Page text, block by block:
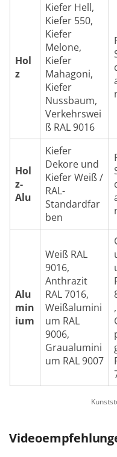
Hol
z
Kiefer Hell,
Kiefer 550,
Kiefer
Melone,
Kiefer
Mahagoni,
Kiefer
Nussbaum,
Verkehrswei
ß RAL 9016
Hol
z-
Alu
Kiefer
Dekore und
Kiefer Weiß /
RAL-
Standardfar
ben
Alu
min
ium
Weiß RAL
9016,
Anthrazit
RAL 7016,
Weißalumini
um RAL
9006,
Graualumini
um RAL 9007
,